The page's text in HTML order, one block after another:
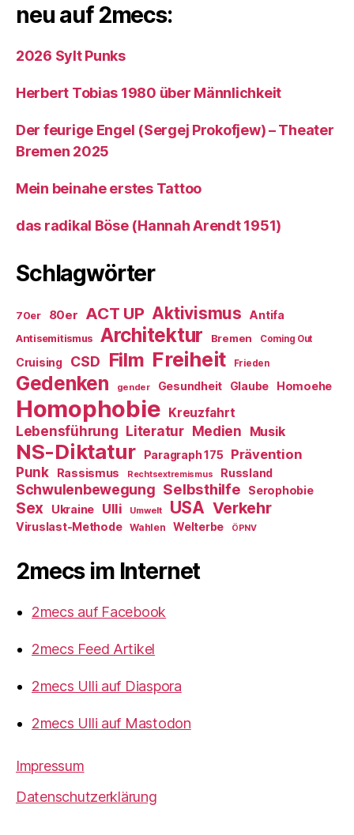
neu auf 2mecs:
2026 Sylt Punks
Herbert Tobias 1980 über Männlichkeit
Der feurige Engel (Sergej Prokofjew) – Theater
Bremen 2025
Mein beinahe erstes Tattoo
das radikal Böse (Hannah Arendt 1951)
Schlagwörter
70er 80er ACT UP Aktivismus Antifa
Antisemitismus Architektur Bremen Coming Out
Cruising CSD Film Freiheit Frieden
Gedenken gender Gesundheit Glaube Homoehe
Homophobie Kreuzfahrt
Lebensführung Literatur Medien Musik
NS-Diktatur Paragraph 175
Prävention
Punk
Rassismus Rechtsextremismus Russland
Schwulenbewegung Selbsthilfe Serophobie
Sex Ukraine Ulli Umwelt USA Verkehr
Viruslast-Methode Wahlen Welterbe ÖPNV
2mecs im Internet
2mecs auf Facebook
2mecs Feed Artikel
2mecs Ulli auf Diaspora
2mecs Ulli auf Mastodon
Impressum
Datenschutzerklärung